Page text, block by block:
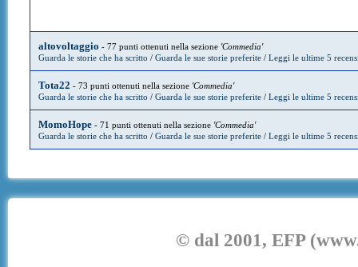
altovoltaggio - 77 punti ottenuti nella sezione 'Commedia'
Guarda le storie che ha scritto / Guarda le sue storie preferite/ Leggi le ultime 5
Tota22 - 73 punti ottenuti nella sezione 'Commedia'
Guarda le storie che ha scritto / Guarda le sue storie preferite/ Leggi le ultime 5
MomoHope- 71 punti ottenuti nella sezione 'Commedia'
Guarda le storie che ha scritto / Guarda le sue storie preferite/ Leggi le ultime 5
© dal 2001, EFP